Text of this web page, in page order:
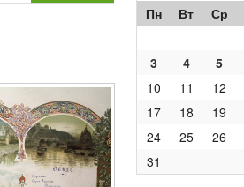
Пн Вт Ср
3
4 5
10
11 12
17
18 19
24
25 26
31